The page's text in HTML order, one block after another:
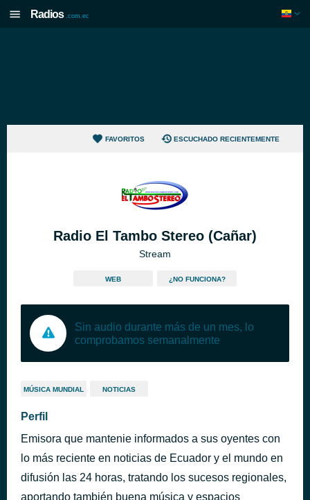
Radios .com.ec
FAVORITOS ESCUCHADO RECIENTEMENTE
Radio El Tambo Stereo (Cañar)
Stream
WEB ¿NO FUNCIONA?
Sin audio durante más de un mes, lo
comprobamos semanalmente
MÚSICA MUNDIAL NOTICIAS
Perfil
Emisora que mantenie informados a sus oyentes con
lo más reciente en noticias de Ecuador y el mundo en
difusión las 24 horas, tratando los sucesos regionales,
aportando también buena música y espacios